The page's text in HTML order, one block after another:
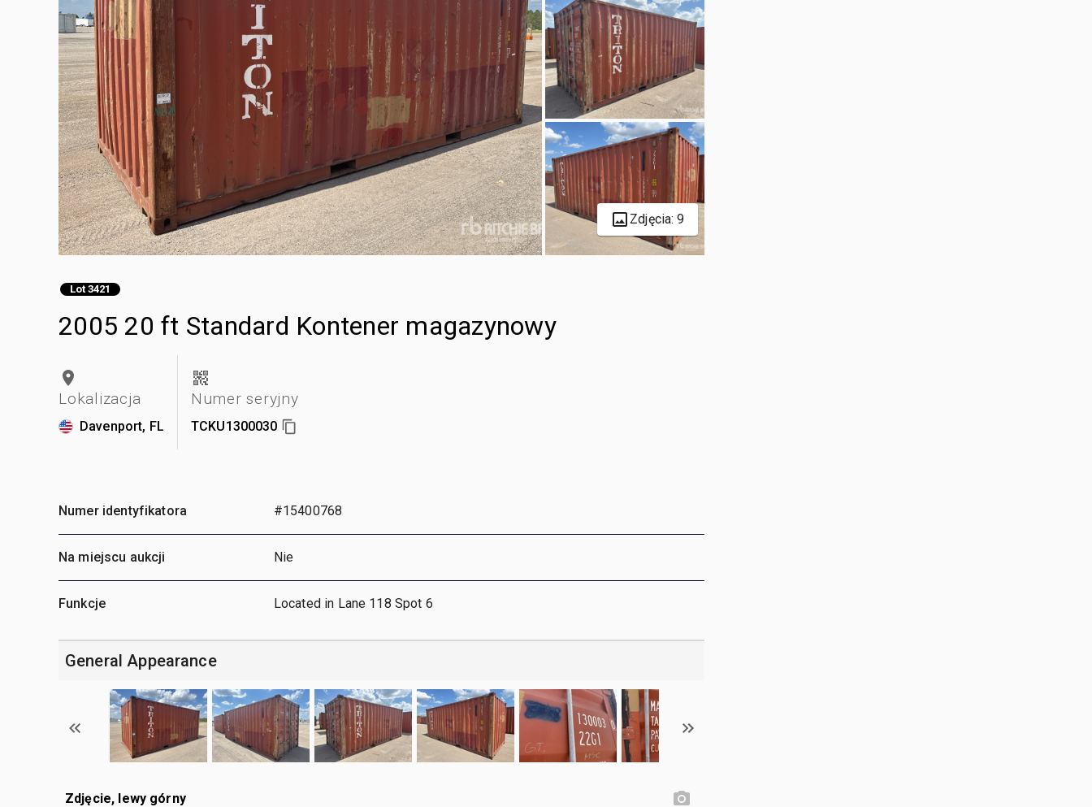
Zdjęcia: 9
Lot 3421
2005 20 ft Standard Kontener magazynowy
Lokalizacja
Davenport, FL
Numer seryjny
TCKU1300030
Numer identyfikatora #15400768
Na miejscu aukcji Nie
Funkcje Located in Lane 118 Spot 6
General Appearance
Zdjęcie, lewy górny